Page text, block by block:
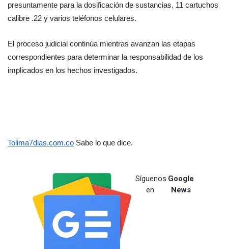
presuntamente para la dosificación de sustancias, 11 cartuchos
calibre .22 y varios teléfonos celulares.
El proceso judicial continúa mientras avanzan las etapas
correspondientes para determinar la responsabilidad de los
implicados en los hechos investigados.
Tolima7dias.com.co Sabe lo que dice.
Síguenos
en
Google
News